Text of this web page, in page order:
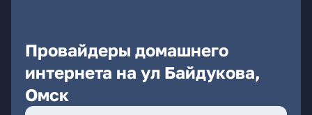
Провайдеры домашнего
интернета на ул Байдукова,
Омск